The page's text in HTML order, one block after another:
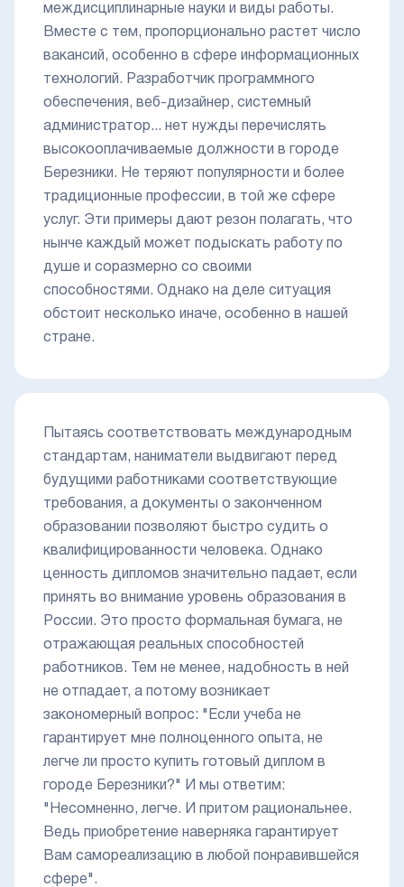
междисциплинарные науки и виды работы.
Вместе с тем, пропорционально растет число
вакансий, особенно в сфере информационных
технологий. Разработчик программного
обеспечения, веб-дизайнер, системный
администратор... нет нужды перечислять
высокооплачиваемые должности в городе
Березники. Не теряют популярности и более
традиционные профессии, в той же сфере
услуг. Эти примеры дают резон полагать, что
нынче каждый может подыскать работу по
душе и соразмерно со своими
способностями. Однако на деле ситуация
обстоит несколько иначе, особенно в нашей
стране.
Пытаясь соответствовать международным
стандартам, наниматели выдвигают перед
будущими работниками соответствующие
требования, а документы о законченном
образовании позволяют быстро судить о
квалифицированности человека. Однако
ценность дипломов значительно падает, если
принять во внимание уровень образования в
России. Это просто формальная бумага, не
отражающая реальных способностей
работников. Тем не менее, надобность в ней
не отпадает, а потому возникает
закономерный вопрос: "Если учеба не
гарантирует мне полноценного опыта, не
легче ли просто купить готовый диплом в
городе Березники?" И мы ответим:
"Несомненно, легче. И притом рациональнее.
Ведь приобретение наверняка гарантирует
Вам самореализацию в любой понравившейся
сфере".